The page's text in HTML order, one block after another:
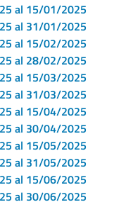
al 15/01/2025
al 31/01/2025
al 15/02/2025
al 28/02/2025
al 15/03/2025
al 31/03/2025
al 15/04/2025
al 30/04/2025
al 15/05/2025
al 31/05/2025
al 15/06/2025
al 30/06/2025